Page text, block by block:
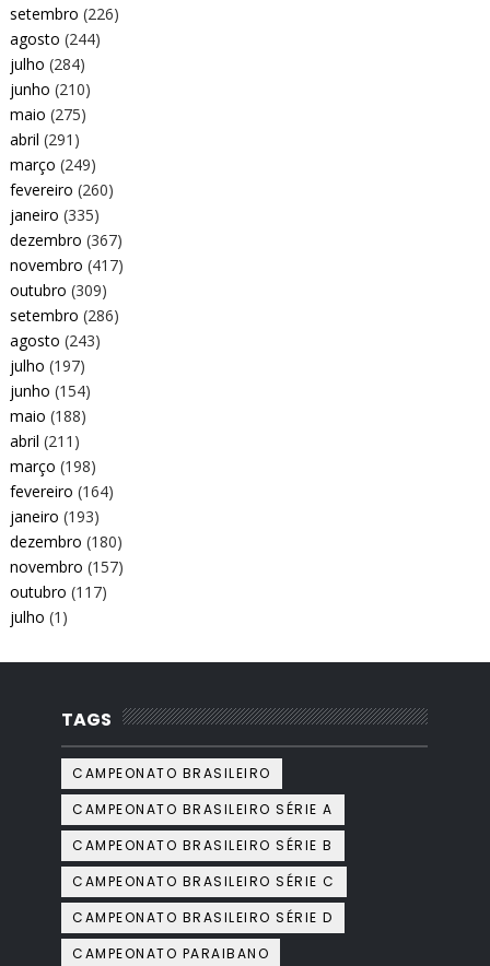
setembro (226)
agosto (244)
julho (284)
junho (210)
maio (275)
abril (291)
março (249)
fevereiro (260)
janeiro (335)
dezembro (367)
novembro (417)
outubro (309)
setembro (286)
agosto (243)
julho (197)
junho (154)
maio (188)
abril (211)
março (198)
fevereiro (164)
janeiro (193)
dezembro (180)
novembro (157)
outubro (117)
julho (1)
TAGS
CAMPEONATO BRASILEIRO
CAMPEONATO BRASILEIRO SÉRIE A
CAMPEONATO BRASILEIRO SÉRIE B
CAMPEONATO BRASILEIRO SÉRIE C
CAMPEONATO BRASILEIRO SÉRIE D
CAMPEONATO PARAIBANO